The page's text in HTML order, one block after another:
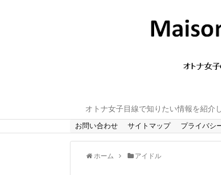
オトナ女子目線で知りたい情報を紹
お問い合わせ サイトマップ プライバシ
ホーム アイドル